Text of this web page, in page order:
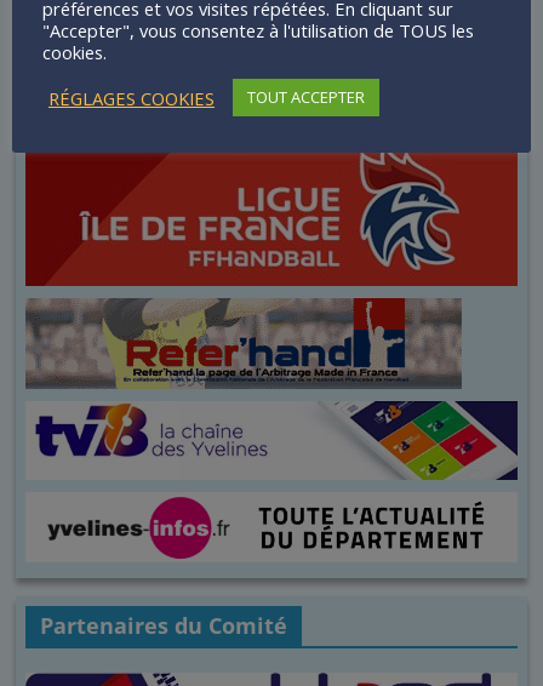
Partenaires du Comité
préférences et vos visites répétées. En cliquant sur
"Accepter", vous consentez à l'utilisation de TOUS les
cookies.
RÉGLAGES COOKIES
TOUT ACCEPTER